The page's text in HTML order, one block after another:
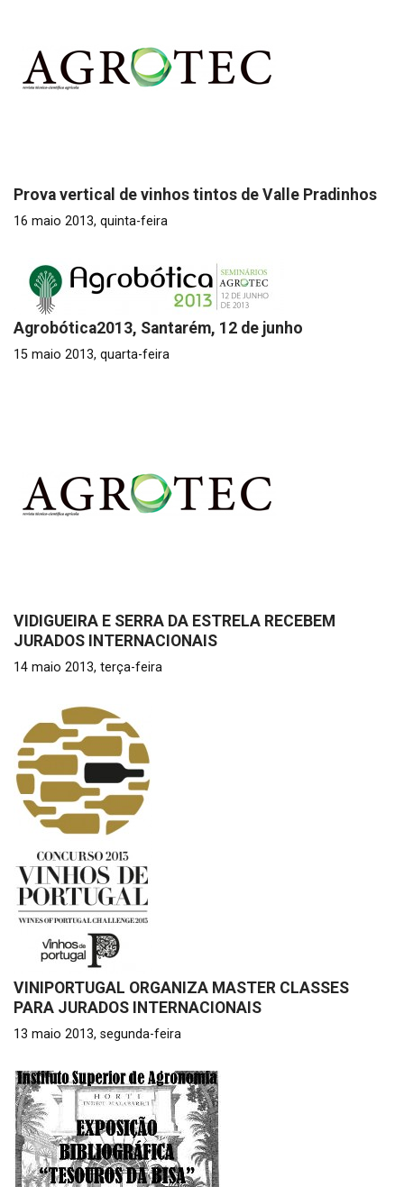
Prova vertical de vinhos tintos de Valle Pradinhos
16 maio 2013, quinta-feira
Agrobótica2013, Santarém, 12 de junho
15 maio 2013, quarta-feira
VIDIGUEIRA E SERRA DA ESTRELA RECEBEM
JURADOS INTERNACIONAIS
14 maio 2013, terça-feira
VINIPORTUGAL ORGANIZA MASTER CLASSES
PARA JURADOS INTERNACIONAIS
13 maio 2013, segunda-feira